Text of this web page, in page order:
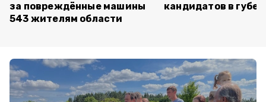
за повреждённые машины
543 жителям области
кандидатов в